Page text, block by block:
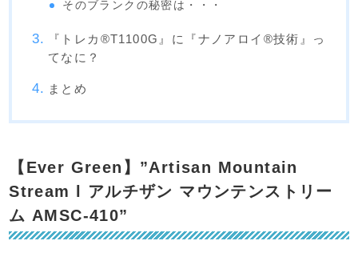
そのブランクの秘密は・・・
『トレカ®T1100G』に『ナノアロイ®技術』っ
てなに？
まとめ
【Ever Green】”Artisan Mountain
Stream l アルチザン マウンテンストリー
ム AMSC-410”